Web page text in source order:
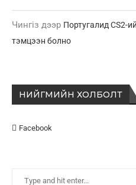
Чингіз дээр Португалид CS2-
тэмцээн болно
НИЙГМИЙН ХОЛБОЛТ
Facebook